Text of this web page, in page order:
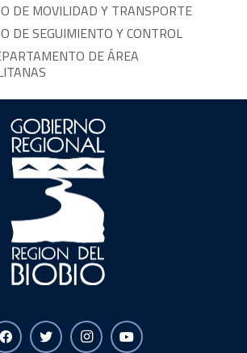
DE MOVILIDAD Y TRANSPORTE
DE SEGUIMIENTO Y CONTROL
DE ÁREA